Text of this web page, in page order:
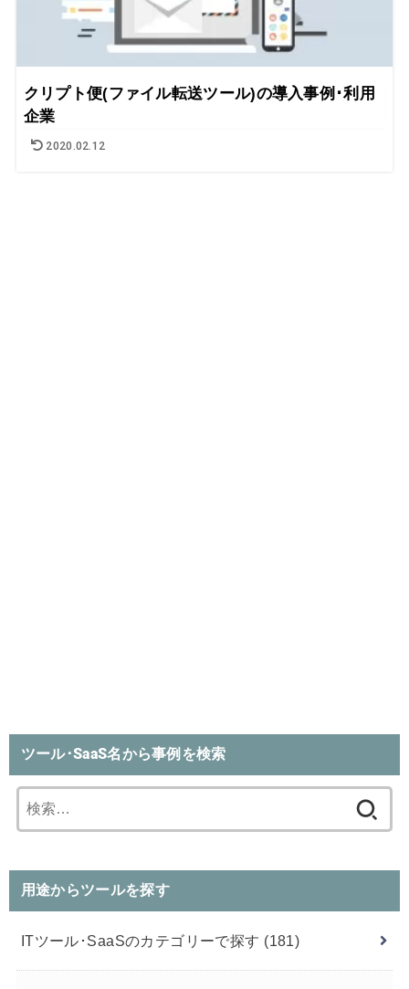
クリプト便(ファイル転送ツール)の導入事例･利用
企業
2020.02.12
ツール･SaaS名から事例を検索
索:
用途からツールを探す
ITツール･SaaSのカテゴリーで探す (181)